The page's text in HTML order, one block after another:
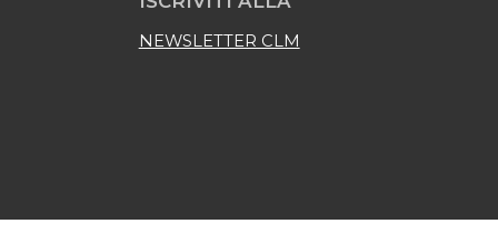
NEWSLETTER CLM